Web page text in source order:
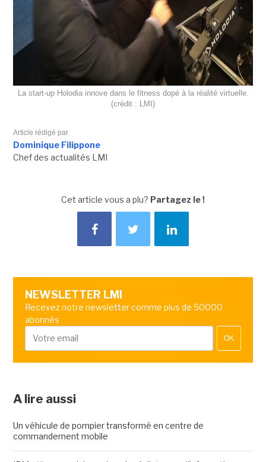
La start-up Holodia innove dans le fitness dopé à la réalité virtuelle.
(crédit : LMI)
Article rédigé par
Dominique Filippone
Chef des actualités LMI
Cet article vous a plu? Partagez le !
NEWSLETTER LMI
Recevez notre newsletter comme plus de 50000
abonnés
OK
A lire aussi
Un véhicule de pompier transformé en centre de
commandement mobile